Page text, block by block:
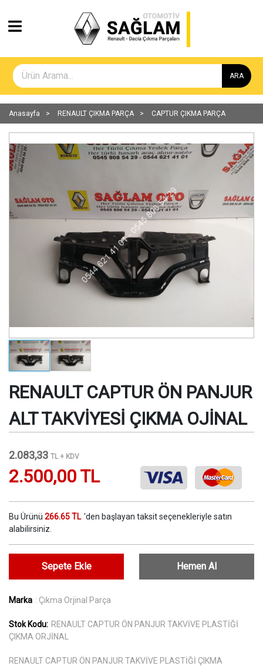
ARA
Anasayfa RENAULT ÇIKMA PARÇA CAPTUR ÇIKMA PARÇA
RENAULT CAPTUR ÖN PANJUR
ALT TAKVİYESİ ÇIKMA OJİNAL
2.083,33 TL + KDV
2.500,00 TL
Bu Ürünü 266.65 TL 'den başlayan taksit seçenekleriyle satın
alabilirsiniz.
Sepete Ekle Hemen Al
Marka : Çıkma Orjinal Parça
Stok Kodu: RENAULT CAPTUR ÖN PANJUR TAKVİVE PLASTİĞİ
ÇIKMA ORJİNAL
RENAULT CAPTUR ÖN PANJUR TAKVİVE PLASTİĞİ ÇIKMA